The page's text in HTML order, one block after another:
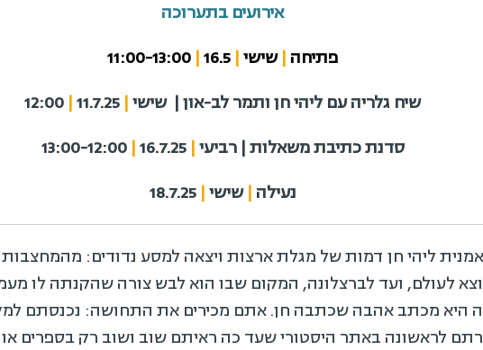
אירועים בתערוכה
פתיחה |שישי|
|
11:00-13:00
שיח גלריה עם ליהי חן ותמר לב-און | שישי|
11.7.25
|
סדנת כתיבת משאלות | רביעי|
16.7.25
|
13:00-12:00
נעילה |שישי|
18.7.25
ליהי חן דמות של מגלת ארצות ויצאה למסע נדודים:
לעולם, ועד לברצלונה, המקום שבו הוא לבש צורה שהקנתה לו
היא מכתב אהבה שכתבה חן. אתם מכירים את התחושה: נכנסתם
לראשונה באתר היסטורי שעד כה ראיתם שוב ושוב רק בספרים